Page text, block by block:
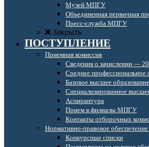
Музей МПГУ
Объединенная первичная
Пресс-служба МПГУ
Закрыть
ПОСТУПЛЕНИЕ
Приемная комиссия
Сведения о зачислении —
Среднее профессиональное
Базовое высшее
Специализированное
Аспирантура
Прием в филиалы МПГУ
Контакты отборочных
Нормативно-правовое
Конкурсные списки